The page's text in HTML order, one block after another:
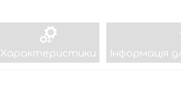
Характеристики Інформація